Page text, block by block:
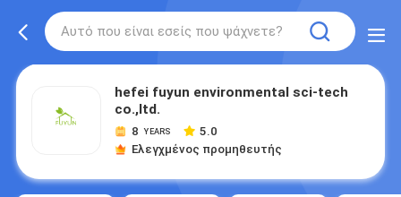
hefei fuyun environmental sci-tech
co.,ltd.
8 YEARS
5.0
Ελεγχμένος προμηθευτής